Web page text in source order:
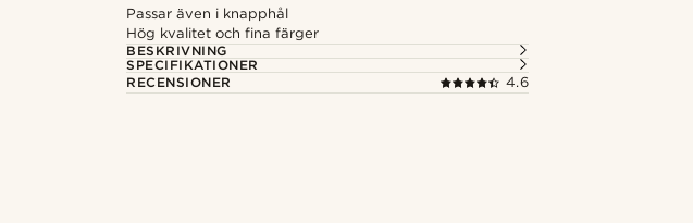
Passar även i knapphål
Hög kvalitet och fina färger
BESKRIVNING
SPECIFIKATIONER
RECENSIONER
4.6